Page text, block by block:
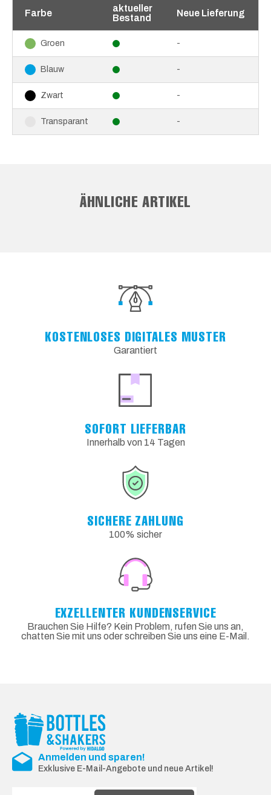
Farbe
aktueller
Bestand
Neue Lieferung
Groen -
Blauw -
Zwart -
Transparant -
ÄHNLICHE ARTIKEL
KOSTENLOSES DIGITALES MUSTER
Garantiert
SOFORT LIEFERBAR
Innerhalb von 14 Tagen
SICHERE ZAHLUNG
100% sicher
EXZELLENTER KUNDENSERVICE
Brauchen Sie Hilfe? Kein Problem, rufen Sie uns an,
chatten Sie mit uns oder schreiben Sie uns eine E-Mail.
Anmelden und sparen!
Exklusive E-Mail-Angebote und neue Artikel!